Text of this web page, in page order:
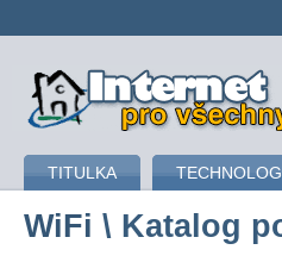
připojení k internetu
TITULKA
WiFi \ Katalog